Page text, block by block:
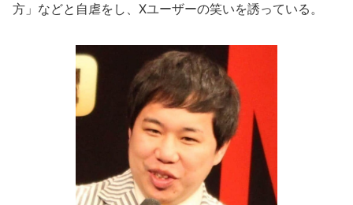
方」などと自虐をし、Xユーザーの笑いを誘っている。